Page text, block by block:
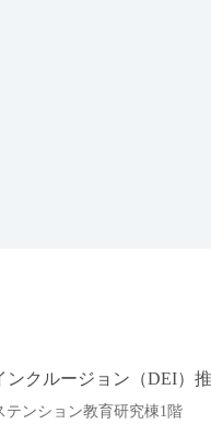
クルージョン（DEI）
テンション教育研究棟1階